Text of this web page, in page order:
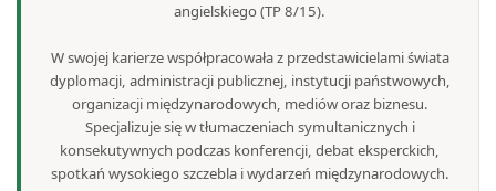
angielskiego (TP 8/15).
W swojej karierze współpracowała z przedstawicielami świata
dyplomacji, administracji publicznej, instytucji państwowych,
organizacji międzynarodowych, mediów oraz biznesu.
Specjalizuje się w tłumaczeniach symultanicznych i
konsekutywnych podczas konferencji, debat eksperckich,
spotkań wysokiego szczebla i wydarzeń międzynarodowych.